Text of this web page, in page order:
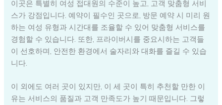
이곳은 특별히 여성 접대원의 수준이 높고, 고객 맞춤형 서비
스가 강점입니다. 예약이 필수인 곳으로, 방문 예약 시 미리 원
하는 여성 유형과 시간대를 조율할 수 있어 맞춤형 서비스를
경험할 수 있습니다. 또한, 프라이버시를 중요시하는 고객들
이 선호하며, 안전한 환경에서 술자리와 대화를 즐길 수 있습
니다.
이 외에도 여러 곳이 있지만, 이 세 곳이 특히 추천할 만한 이
유는 서비스의 품질과 고객 만족도가 높기 때문입니다. 그렇